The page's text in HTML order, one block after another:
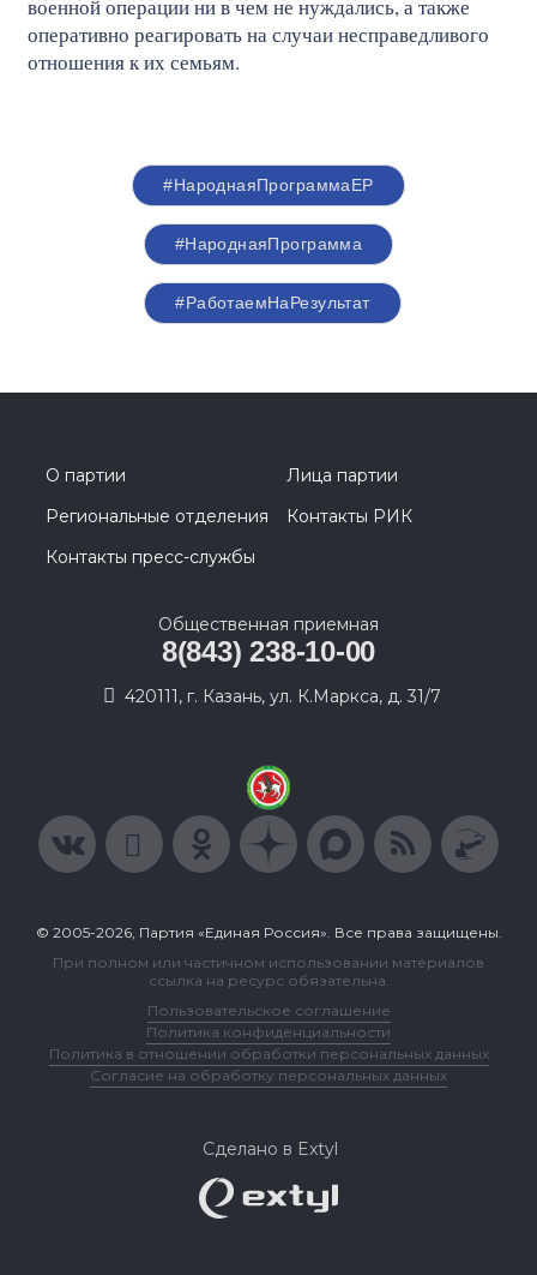
военной операции ни в чем не нуждались, а также
оперативно реагировать на случаи несправедливого
отношения к их семьям.
#НароднаяПрограммаЕР
#НароднаяПрограмма
#РаботаемНаРезультат
О партии
Лица партии
Региональные отделения
Контакты РИК
Контакты пресс-службы
Общественная приемная
8(843) 238-10-00
420111, г. Казань, ул. К.Маркса, д. 31/7
© 2005-2026, Партия «Единая Россия». Все права защищены.
При полном или частичном использовании материалов
ссылка на ресурс обязательна.
Пользовательское соглашение
Политика конфиденциальности
Политика в отношении обработки персональных данных
Согласие на обработку персональных данных
Сделано в Extyl